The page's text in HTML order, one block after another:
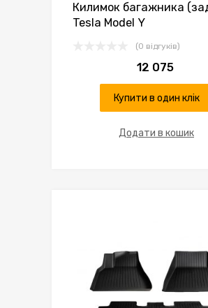
Килимок багажника
Tesla Model Y
(0 відгуків)
12 075
Купити в один клік
Додати в кошик